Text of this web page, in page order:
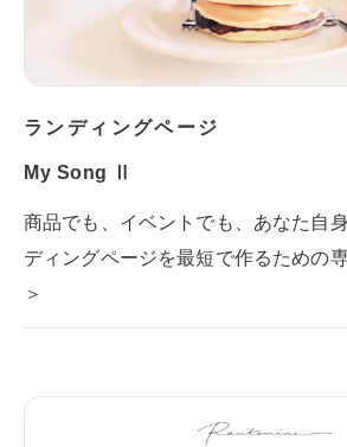
ランディングページ
My Song Ⅱ
商品でも、イベントでも、あなた自
ディングページを最短で作るための
＞